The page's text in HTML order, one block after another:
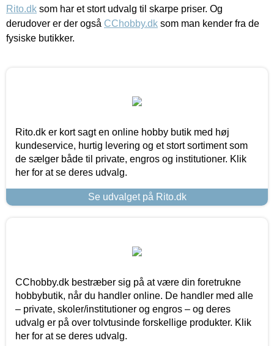
Rito.dk som har et stort udvalg til skarpe priser. Og
derudover er der også CChobby.dk som man kender fra de
fysiske butikker.
Rito.dk er kort sagt en online hobby butik med høj
kundeservice, hurtig levering og et stort sortiment som
de sælger både til private, engros og institutioner. Klik
her for at se deres udvalg.
Se udvalget på Rito.dk
CChobby.dk bestræber sig på at være din foretrukne
hobbybutik, når du handler online. De handler med alle
– private, skoler/institutioner og engros – og deres
udvalg er på over tolvtusinde forskellige produkter. Klik
her for at se deres udvalg.